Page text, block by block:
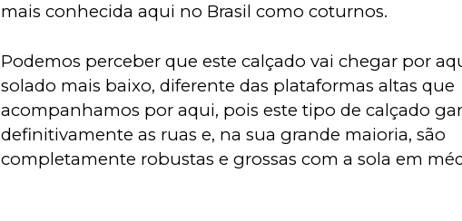
mais conhecida aqui no Brasil como coturnos.
Podemos perceber que este calçado vai chegar por
solado mais baixo, diferente das plataformas altas que
acompanhamos por aqui, pois este tipo de calçado
definitivamente as ruas e, na sua grande maioria, são
completamente robustas e grossas com a sola em